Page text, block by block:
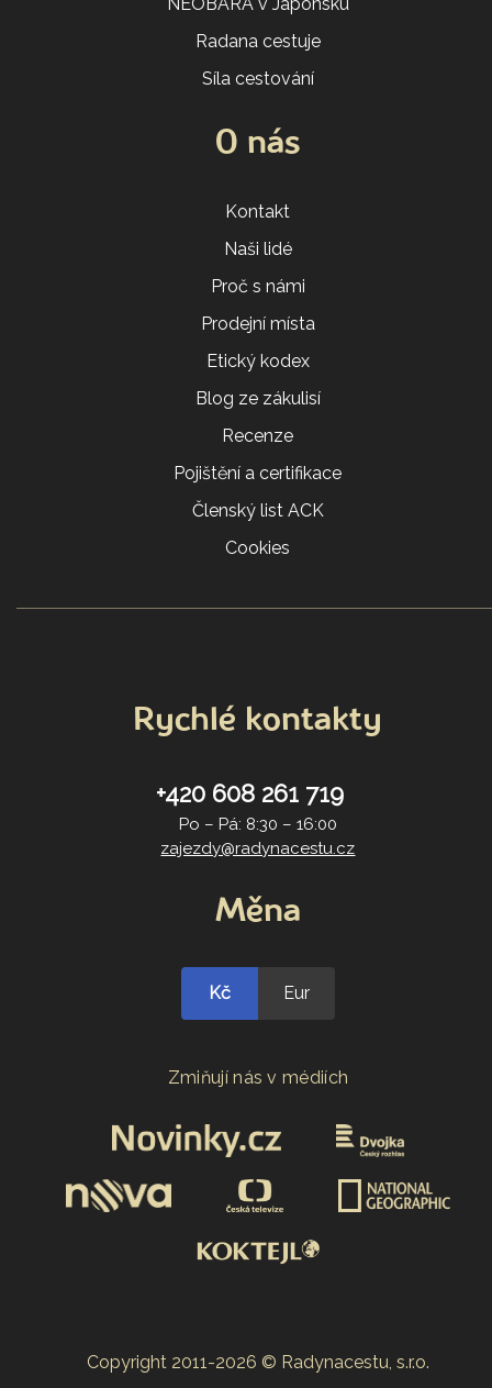
NEOBARA v Japonsku
Radana cestuje
Síla cestování
O nás
Kontakt
Naši lidé
Proč s námi
Prodejní místa
Etický kodex
Blog ze zákulisí
Recenze
Pojištění a certifikace
Členský list ACK
Cookies
Rychlé kontakty
+420 608 261 719
Po – Pá: 8:30 – 16:00
zajezdy@radynacestu.cz
Měna
Kč Eur
Zmiňují nás v médiích
Copyright 2011-2026 © Radynacestu, s.r.o.